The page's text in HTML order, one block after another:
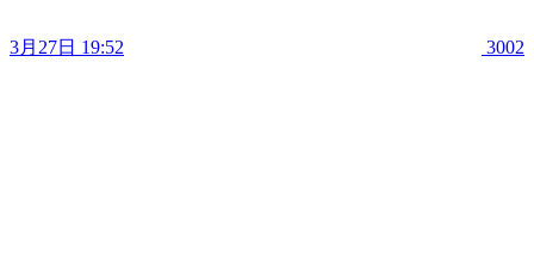
3月27日 19:52 3002